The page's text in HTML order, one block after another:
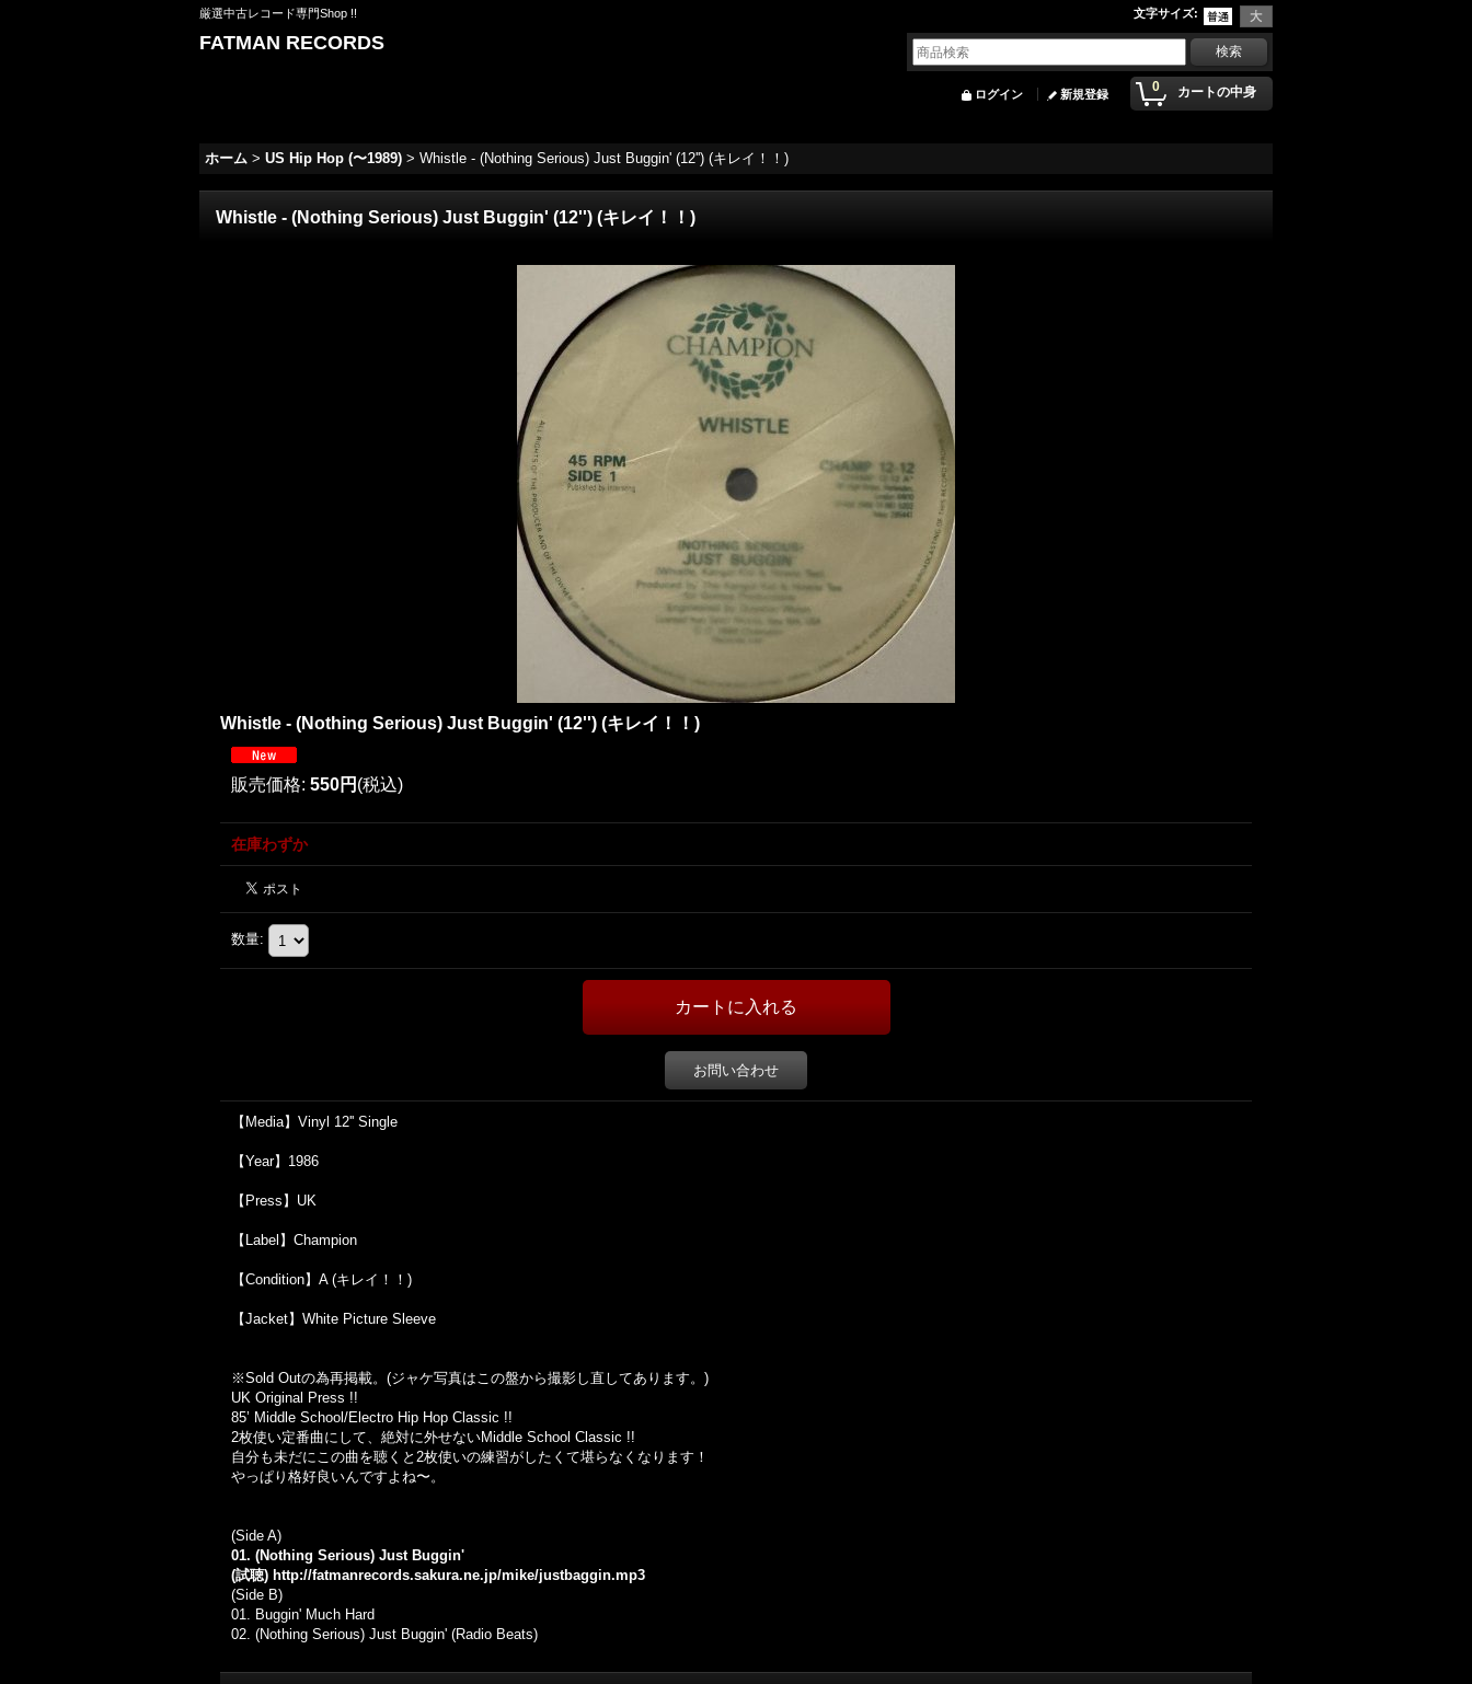
厳選中古レコード専門Shop !! 文字サイズ:
FATMAN RECORDS
0 カートの中身
ログイン 新規登録
ホーム > US Hip Hop (〜1989) > Whistle - (Nothing Serious) Just Buggin' (12'') (キレイ！！)
Whistle - (Nothing Serious) Just Buggin' (12'') (キレイ！！)
Whistle - (Nothing Serious) Just Buggin' (12'') (キレイ！！)
販売価格: 550円 (税込)
在庫わずか
数量:
お問い合わせ
【Media】Vinyl 12'' Single
【Year】1986
【Press】UK
【Label】Champion
【Condition】A (キレイ！！)
【Jacket】White Picture Sleeve
※Sold Outの為再掲載。 (ジャケ写真はこの盤から撮影し直してあります。 )
UK Original Press !!
85’ Middle School/Electro Hip Hop Classic !!
2枚使い定番曲にして、絶対に外せないMiddle School Classic !!
自分も未だにこの曲を聴くと2枚使いの練習がしたくて堪らなくなります！
やっぱり格好良いんですよね〜。
(Side A)
01. (Nothing Serious) Just Buggin'
(試聴) http://fatmanrecords.sakura.ne.jp/mike/justbaggin.mp3
(Side B)
01. Buggin' Much Hard
02. (Nothing Serious) Just Buggin' (Radio Beats)